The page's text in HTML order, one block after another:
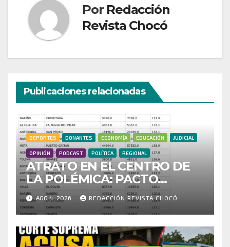
Por Redacción
Revista Chocó
Publicaciones relacionadas
DEPORTES DONANTES ECONOMÍA EDUCACIÓN JUDICIAL
OPINIÓN PODCAST POLÍTICA REGIONAL
ATRATO EN EL CENTRO DE
LA POLÉMICA: PACTO
HISTÓRICO CUESTIONA
CENSO ELECTORAL Y PIDE
INVESTIGAR PRESUNTO
FRAUDE
AGO 4, 2026 REDACCIÓN REVISTA CHOCÓ